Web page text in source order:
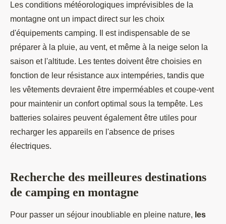
Les conditions météorologiques imprévisibles de la
montagne ont un impact direct sur les choix
d'équipements camping. Il est indispensable de se
préparer à la pluie, au vent, et même à la neige selon la
saison et l'altitude. Les tentes doivent être choisies en
fonction de leur résistance aux intempéries, tandis que
les vêtements devraient être imperméables et coupe-vent
pour maintenir un confort optimal sous la tempête. Les
batteries solaires peuvent également être utiles pour
recharger les appareils en l'absence de prises
électriques.
Recherche des meilleures destinations
de camping en montagne
Pour passer un séjour inoubliable en pleine nature, les